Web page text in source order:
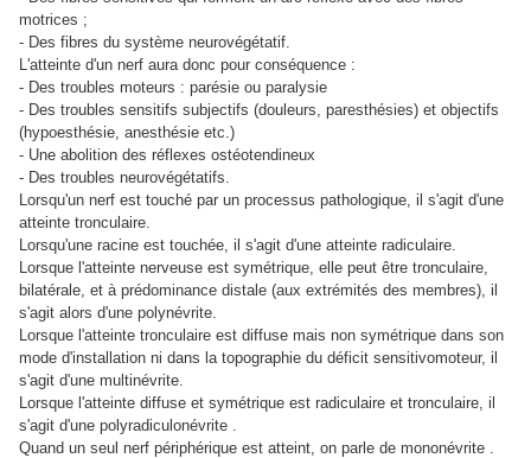
motrices ;
- Des fibres du système neurovégétatif.
L'atteinte d'un nerf aura donc pour conséquence :
- Des troubles moteurs : parésie ou paralysie
- Des troubles sensitifs subjectifs (douleurs, paresthésies) et objectifs
(hypoesthésie, anesthésie etc.)
- Une abolition des réflexes ostéotendineux
- Des troubles neurovégétatifs.
Lorsqu'un nerf est touché par un processus pathologique, il s'agit d'une
atteinte tronculaire.
Lorsqu'une racine est touchée, il s'agit d'une atteinte radiculaire.
Lorsque l'atteinte nerveuse est symétrique, elle peut être tronculaire,
bilatérale, et à prédominance distale (aux extrémités des membres), il
s'agit alors d'une polynévrite.
Lorsque l'atteinte tronculaire est diffuse mais non symétrique dans son
mode d'installation ni dans la topographie du déficit sensitivomoteur, il
s'agit d'une multinévrite.
Lorsque l'atteinte diffuse et symétrique est radiculaire et tronculaire, il
s'agit d'une polyradiculonévrite .
Quand un seul nerf périphérique est atteint, on parle de mononévrite .